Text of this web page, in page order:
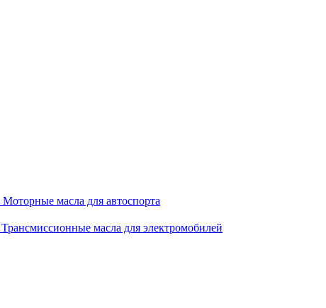
Моторные масла для автоспорта
Трансмиссионные масла для электромобилей